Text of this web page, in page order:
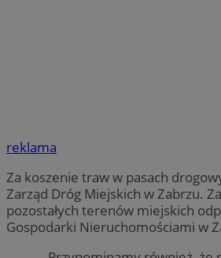
reklama
Za koszenie traw w pasach
Zarząd Dróg Miejskich w Zabrzu.
pozostałych terenów miejskich
Gospodarki Nieruchomościami w